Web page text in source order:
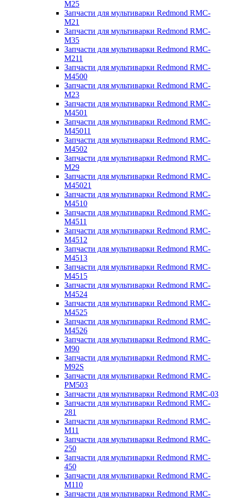
M25
Запчасти для мультиварки Redmond RMC-
M21
Запчасти для мультиварки Redmond RMC-
M35
Запчасти для мультиварки Redmond RMC-
M211
Запчасти для мультиварки Redmond RMC-
M4500
Запчасти для мультиварки Redmond RMC-
M23
Запчасти для мультиварки Redmond RMC-
M4501
Запчасти для мультиварки Redmond RMC-
M45011
Запчасти для мультиварки Redmond RMC-
M4502
Запчасти для мультиварки Redmond RMC-
M29
Запчасти для мультиварки Redmond RMC-
M45021
Запчасти для мультиварки Redmond RMC-
M4510
Запчасти для мультиварки Redmond RMC-
M4511
Запчасти для мультиварки Redmond RMC-
M4512
Запчасти для мультиварки Redmond RMC-
M4513
Запчасти для мультиварки Redmond RMC-
M4515
Запчасти для мультиварки Redmond RMC-
M4524
Запчасти для мультиварки Redmond RMC-
M4525
Запчасти для мультиварки Redmond RMC-
M4526
Запчасти для мультиварки Redmond RMC-
M90
Запчасти для мультиварки Redmond RMC-
M92S
Запчасти для мультиварки Redmond RMC-
PM503
Запчасти для мультиварки Redmond RMC-03
Запчасти для мультиварки Redmond RMC-
281
Запчасти для мультиварки Redmond RMC-
M11
Запчасти для мультиварки Redmond RMC-
250
Запчасти для мультиварки Redmond RMC-
450
Запчасти для мультиварки Redmond RMC-
M110
Запчасти для мультиварки Redmond RMC-